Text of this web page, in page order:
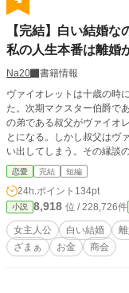
【完結】白い結婚
私の人生本番は離婚
Na20
書籍情報
ヴァイオレットは十歳の時
た。次期マクスター伯爵で
の弟である叔父がヴァイオ
とになる。しかし叔父はヴ
い出してしまう。その縁談
「俺はお前を愛することはない！」 初夜にそう宣言した旦那様
トは思った。 （この家も長くはもたないわね） 貴族同士の結婚は簡単には離婚
することができない。だけ
結婚だ。 ヴァイオレット
出ていくと決めたのだった。 6話と7話の間が抜けてしまいました… 7＊と
投稿しましたのでよろしけ
恋愛 完結 短編
24h.ポイント 134pt
小説 8,918 位 / 228,726件
女主人公 白い結婚
ざまぁ
お金 商会